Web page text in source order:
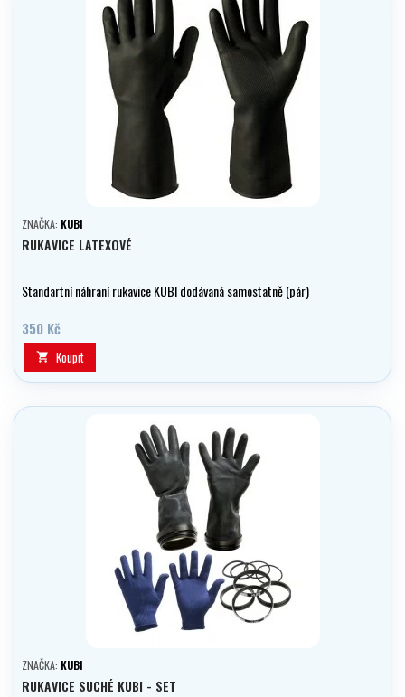
ZNAČKA: KUBI
RUKAVICE LATEXOVÉ
Standartní náhraní rukavice KUBI dodávaná samostatně (pár)
350 Kč
 Koupit
ZNAČKA: KUBI
RUKAVICE SUCHÉ KUBI - SET